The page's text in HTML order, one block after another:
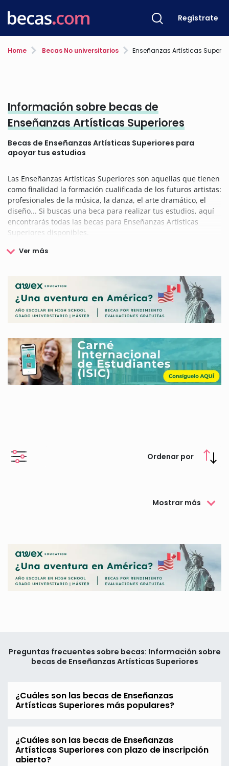
Regístrate
Home Becas No universitarios Enseñanzas Artísticas
Información sobre becas de
Enseñanzas Artísticas Superiores
Becas de Enseñanzas Artísticas Superiores para
apoyar tus estudios
Las Enseñanzas Artísticas Superiores son aquellas que tienen
como finalidad la formación cualificada de los futuros artistas:
profesionales de la música, la danza, el arte dramático, el
diseño... Si buscas una beca para realizar tus estudios, aquí
encontrarás todas las becas para Enseñanzas Artísticas
Superiores disponibles.
Ordenar por
Mostrar más
Preguntas frecuentes sobre becas: Información sobre
becas de Enseñanzas Artísticas Superiores
¿Cuáles son las becas de Enseñanzas
Artísticas Superiores más populares?
¿Cuáles son las becas de Enseñanzas
Artísticas Superiores con plazo de inscripción
abierto?